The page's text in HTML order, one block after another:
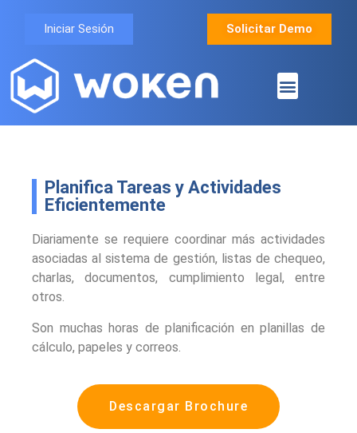
Iniciar Sesión Solicitar Demo
Planifica Tareas y Actividades
Eficientemente
Diariamente se requiere coordinar más actividades
asociadas al sistema de gestión, listas de chequeo,
charlas, documentos, cumplimiento legal, entre
otros.
Son muchas horas de planificación en planillas de
cálculo, papeles y correos.
Descargar Brochure